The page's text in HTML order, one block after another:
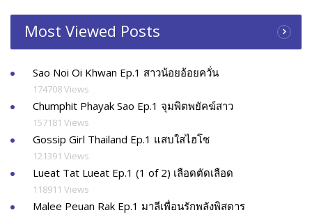
Most Viewed Posts
Sao Noi Oi Khwan Ep.1 สาวน้อยอ้อยควั่น
174708 Views
Chumphit Phayak Sao Ep.1 จุมพิตพยัคฆ์สาว
157181 Views
Gossip Girl Thailand Ep.1 แสบใสไฮโซ
121391 Views
Lueat Tat Lueat Ep.1 (1 of 2) เลือดตัดเลือด
118911 Views
Malee Peuan Rak Ep.1 มาลีเพื่อนรักพลังพิสดาร